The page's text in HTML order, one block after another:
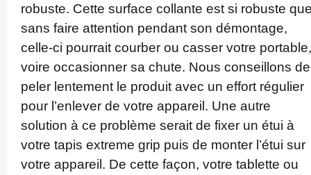
robuste. Cette surface collante est si robuste
sans faire attention pendant son démontage,
celle-ci pourrait courber ou casser votre portable,
voire occasionner sa chute. Nous conseillons de
peler lentement le produit avec un effort régulier
pour l’enlever de votre appareil. Une autre
solution à ce problème serait de fixer un étui à
votre tapis extreme grip puis de monter l’étui sur
votre appareil. De cette façon, votre tablette ou